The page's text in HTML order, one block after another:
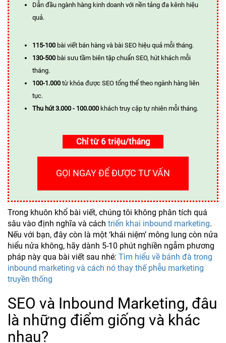
Dẫn đầu ngành hàng kinh doanh với nền tảng đa kênh hiệu
quả.
115-100 bài viết bán hàng và bài SEO hiệu quả mỗi tháng.
130-500 bài sưu tầm biên tập chuẩn SEO, hút khách mỗi
tháng.
100-1.000 từ khóa được SEO tổng thể theo ngành hàng liên
tục.
Thu hút 3.000 - 100.000 khách truy cập tự nhiên mỗi tháng.
Chỉ từ 6 triệu/tháng
GỌI NGAY ĐỂ ĐƯỢC TƯ VẤN
Trong khuôn khổ bài viết, chúng tôi không phân tích quá
sâu vào định nghĩa và cách triển khai inbound marketing.
Nếu với bạn, đây còn là một ‘khái niệm’ mông lung còn nửa
hiểu nửa không, hãy dành 5-10 phút nghiền ngẫm phương
pháp này qua bài viết sau nhé: Tìm hiểu về bánh đà trong
inbound marketing và cách nó thay thế phễu marketing
truyền thống
SEO và Inbound Marketing, đâu
là những điểm giống và khác
nhau?